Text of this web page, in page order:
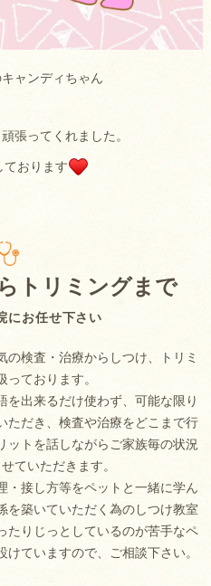
ャンディちゃん
張ってくれました。
ております
にお任せ下さい
トリミングまで
検査・治療からしつけ、トリミ
ております。
出来るだけ使わず、可能な限り
ただき、検査や治療をどこまで行
ットを話しながらご家族毎の状況
ていただきます。
・接し方等をペットと一緒に学ん
を築いていただく為のしつけ教室
たりじっとしているのが苦手なペ
ていますので、ご相談下さい。